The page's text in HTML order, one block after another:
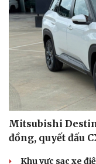
Doanh nghiệp
Thông tin doanh
Doanh nghiệp 24h
Doanh nhân
Vì cộng đồng
Mitsubishi
đồng, quyết đấu
Khu vực sạc xe